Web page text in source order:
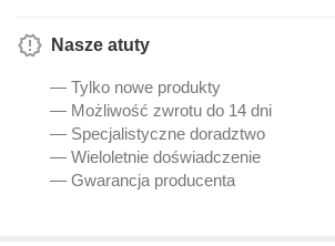
Nasze atuty
— Tylko nowe produkty
— Możliwość zwrotu do 14 dni
— Specjalistyczne doradztwo
— Wieloletnie doświadczenie
— Gwarancja producenta